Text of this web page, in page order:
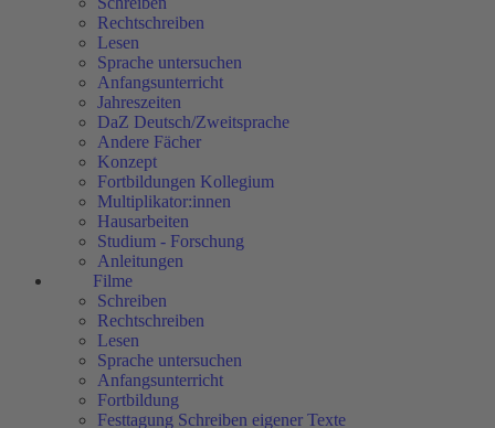
Rechtschreiben
Lesen
Sprache untersuchen
Anfangsunterricht
Jahreszeiten
DaZ Deutsch/Zweitsprache
Andere Fächer
Konzept
Fortbildungen Kollegium
Multiplikator:innen
Hausarbeiten
Studium - Forschung
Anleitungen
Filme
Schreiben
Rechtschreiben
Lesen
Sprache untersuchen
Anfangsunterricht
Fortbildung
Festtagung Schreiben eigener Texte